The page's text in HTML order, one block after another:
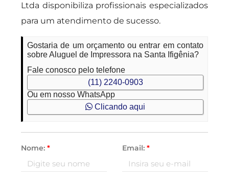
Ltda disponibiliza profissionais especializados
para um atendimento de sucesso.
Gostaria de um orçamento ou entrar em contato
sobre Aluguel de Impressora na Santa Ifigênia?
Fale conosco pelo telefone
(11) 2240-0903
Ou em nosso WhatsApp
Clicando aqui
Nome:* Email: *